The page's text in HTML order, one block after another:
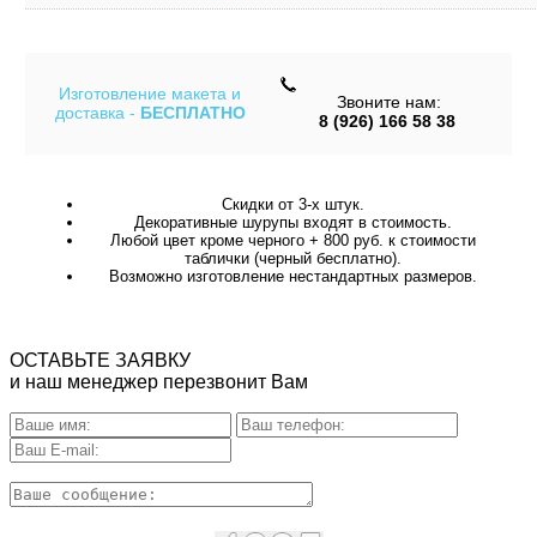
Изготовление макета и
доставка - БЕСПЛАТНО
Звоните нам:
8 (926) 166 58 38
Скидки от 3-х штук.
Декоративные шурупы входят в стоимость.
Любой цвет кроме черного + 800 руб. к стоимости
таблички (черный бесплатно).
Возможно изготовление нестандартных размеров.
ОСТАВЬТЕ ЗАЯВКУ
и наш менеджер перезвонит Вам